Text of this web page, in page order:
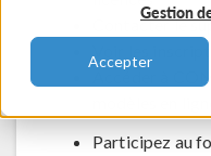
Gestion
Accepter
Contacter le
Voir les
Accéder à
Participez au